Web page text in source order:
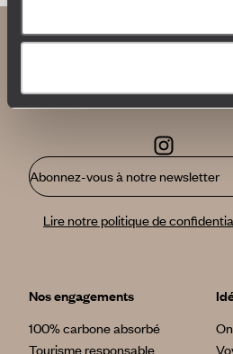
Abonnez-vous à notre newsletter
Lire notre politique de
Nos engagements
100% carbone absorbé
Tourisme responsable